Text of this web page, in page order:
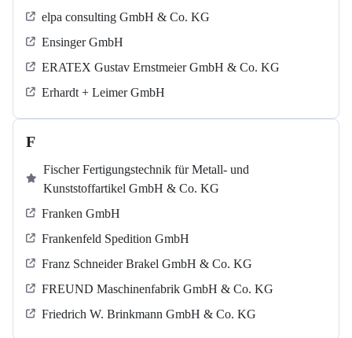
elpa consulting GmbH & Co. KG
Ensinger GmbH
ERATEX Gustav Ernstmeier GmbH & Co. KG
Erhardt + Leimer GmbH
F
Fischer Fertigungstechnik für Metall- und
Kunststoffartikel GmbH & Co. KG
Franken GmbH
Frankenfeld Spedition GmbH
Franz Schneider Brakel GmbH & Co. KG
FREUND Maschinenfabrik GmbH & Co. KG
Friedrich W. Brinkmann GmbH & Co. KG